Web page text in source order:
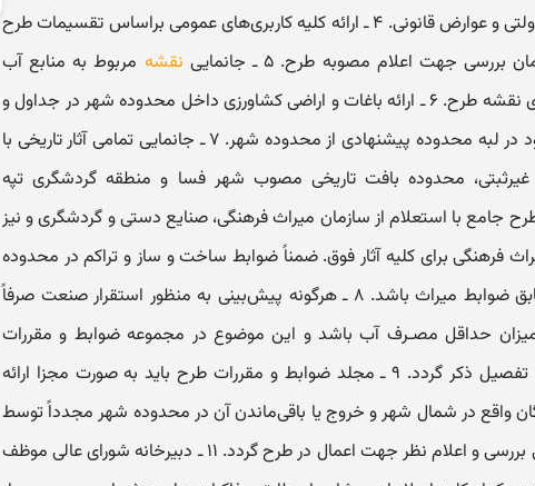
پرداخت کلیه حقوق دولتی و عوارض قانونی. ۴ ـ ارائه کلیه کاربری‌های عمومی براساس تقسیمات طرح
جهت اعلام مصوبه طرح. ۵ ـ جانمایی
نقشه مربوط به منابع آب
سطحی و زیرزمینی برای نقشه طرح. ۶ ـ ارائه باغات و اراضی کشاورزی داخل محدوده شهر در جداول و
نیز خروج اراضی موجود در لبه محدوده پیشنهادی از محدوده شهر. ۷ ـ جانمایی تمامی آثار تاریخی با
غیرثبتی، محدوده بافت تاریخی مصوب شهر فسا و منطقه گردشگری تپه
جامع با استعلام از سازمان میراث فرهنگی، صنایع دستی و گردشگری و نیز
فرهنگی برای کلیه آثار فوق. ضمناً ضوابط ساخت و ساز و تراکم در محدوده
بافت تاریخی باید مطابق ضوابط میراث باشد. ۸ ـ هرگونه پیش‌بینی به منظور استقرار صنعت صرفاً
میزان حداقل مصـرف آب باشد و این موضوع در مجموعه ضوابط و مقررات
توسط مشاور طرح به تفصیل ذکر گردد. ۹ ـ مجلد ضوابط و مقررات طرح باید به صورت مجزا ارائه
پادگان واقع در شمال شهر و خروج یا باقی‌ماندن آن در محدوده شهر مجدداً توسط
کمیته فنی شورای عالی بررسی و اعلام نظر جهت اعمال در طرح گردد. ۱۱ ـ دبیرخانه شورای عالی موظف